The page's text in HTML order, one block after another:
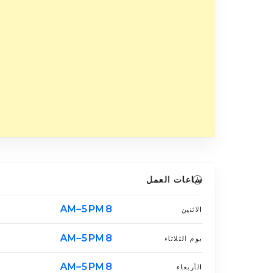
ساعات العمل
الاثنين 8 AM–5 PM
يوم الثلاثاء 8 AM–5 PM
الأربعاء 8 AM–5 PM